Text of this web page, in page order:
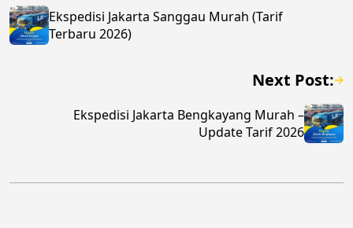
Ekspedisi Jakarta Sanggau Murah (Tarif
Terbaru 2026)
Next Post:
Ekspedisi Jakarta Bengkayang Murah –
Update Tarif 2026